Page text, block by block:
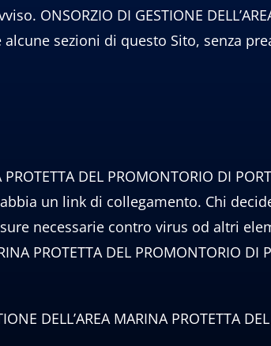
ONSORZIO DI GESTIONE
sezioni di questo Sito, senza
PROTETTA DEL PROMONTORIO DI
un link di collegamento. Chi
necessarie contro virus od altri
PROTETTA DEL
DELL’AREA MARINA PROTETTA